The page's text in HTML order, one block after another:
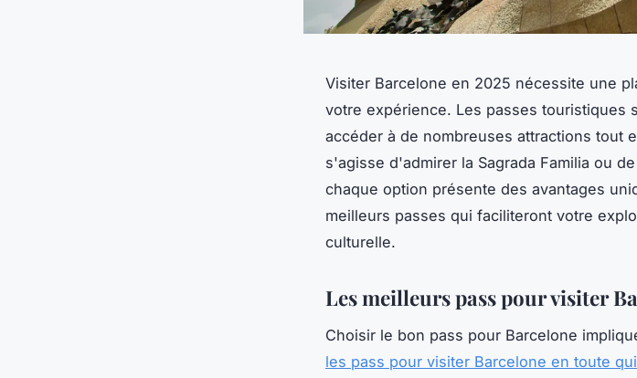
Visiter Barcelone en 2025 nécessite une
votre expérience. Les passes touristiques
accéder à de nombreuses attractions tout
s'agisse d'admirer la Sagrada Familia ou
chaque option présente des avantages
meilleurs passes qui faciliteront votre
culturelle.
Les meilleurs pass pour visiter
Choisir le bon pass pour Barcelone
les pass pour visiter Barcelone en toute